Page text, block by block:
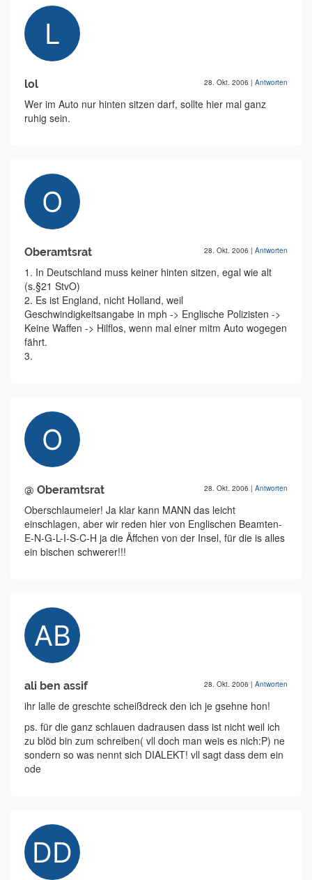
lol 28. Okt. 2006 | Antworten
Wer im Auto nur hinten sitzen darf, sollte hier mal ganz
ruhig sein.
Oberamtsrat 28. Okt. 2006 | Antworten
1. In Deutschland muss keiner hinten sitzen, egal wie alt
(s.§21 StvO)
2. Es ist England, nicht Holland, weil
Geschwindigkeitsangabe in mph -> Englische Polizisten ->
Keine Waffen -> Hilflos, wenn mal einer mitm Auto wogegen
fährt.
3.
@ Oberamtsrat 28. Okt. 2006 | Antworten
Oberschlaumeier! Ja klar kann MANN das leicht
einschlagen, aber wir reden hier von Englischen Beamten-
E-N-G-L-I-S-C-H ja die Äffchen von der Insel, für die is alles
ein bischen schwerer!!!
ali ben assif 28. Okt. 2006 | Antworten
ihr lalle de greschte scheißdreck den ich je gsehne hon!
ps. für die ganz schlauen dadrausen dass ist nicht weil ich
zu blöd bin zum schreiben( vll doch man weis es nich:P) ne
sondern so was nennt sich DIALEKT! vll sagt dass dem ein
ode